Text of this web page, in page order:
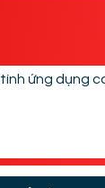
ứng dụng